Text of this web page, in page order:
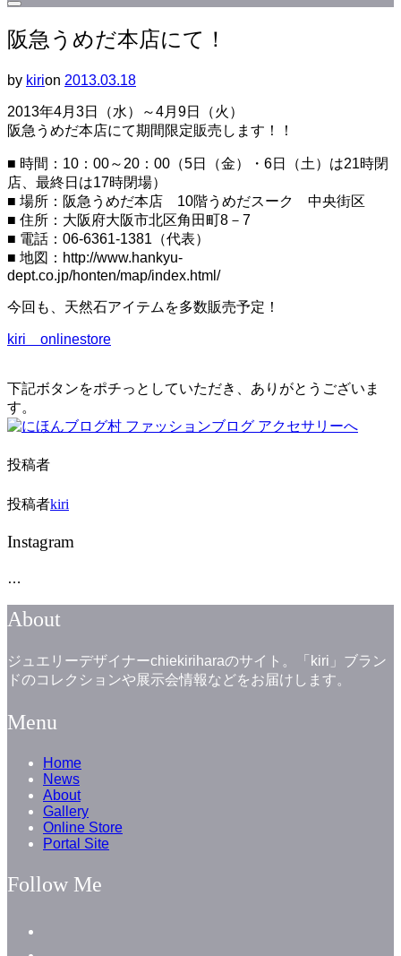
サ
イ
ド
ー
と
ナ
ビ
ゲ
ー
シ
ョ
ン
を
切
り
替
え
る
阪急うめだ本店にて！
by kirion 投
日:
2013.03.18
2013年4月3日（水）～4月9日（火）
阪急うめだ本店にて期間限定販売します！！
■ 時間：10：00～20：00（5日（金）・6日（土）は21時閉
店、最終日は17時閉場）
■ 場所：阪急うめだ本店 10階うめだスーク 中央街区
■ 住所：大阪府大阪市北区角田町8－7
■ 電話：06-6361-1381（代表）
■ 地図：http://www.hankyu-
dept.co.jp/honten/map/index.html/
今回も、天然石アイテムを多数販売予定！
kiri onlinestore
下記ボタンをポチっとしていただき、ありがとうございま
す。
投稿者
投稿者kiri
Instagram
…
About
ジュエリーデザイナーchiekiriharaのサイト。「kiri」ブラン
ドのコレクションや展示会情報などをお届けします。
Menu
Home
News
About
Gallery
Online Store
Portal Site
Follow Me